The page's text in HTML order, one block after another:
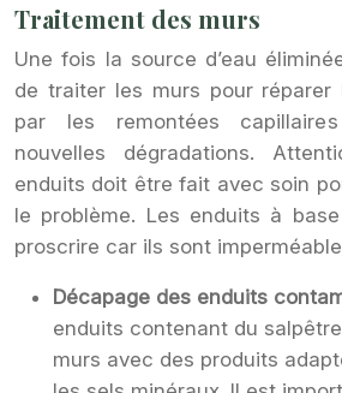
Traitement des murs
Une fois la source d’eau
de traiter les murs pour réparer
par les remontées
nouvelles dégradations.
enduits doit être fait avec soin
le problème. Les enduits à
proscrire car ils sont
Décapage des enduits
enduits contenant du
murs avec des produits